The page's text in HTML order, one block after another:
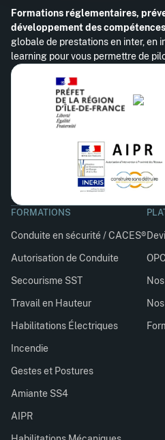
Formations réglementaires,
développement des compétences
globale de prestations en inter, en
learning pour vous permettre de
FORMATIONS
Conduite en sécurité / CACES®
Autorisation de Conduite
Secourisme SST
Travail en Hauteur
Habilitations Électriques
Incendie
Gestes et Postures
Amiante SS4
AIPR